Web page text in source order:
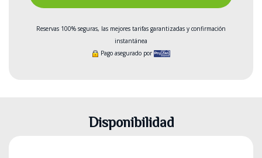
Reservas 100% seguras, las mejores tarifas garantizadas y confirmación
instantánea
Pago asegurado por
Disponibilidad